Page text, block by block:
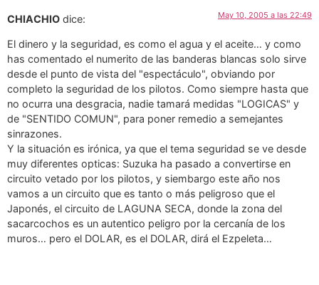
CHIACHIO dice: May 10, 2005 a las 22:49
El dinero y la seguridad, es como el agua y el aceite… y como
has comentado el numerito de las banderas blancas solo sirve
desde el punto de vista del "espectáculo", obviando por
completo la seguridad de los pilotos. Como siempre hasta que
no ocurra una desgracia, nadie tamará medidas "LOGICAS" y
de "SENTIDO COMUN", para poner remedio a semejantes
sinrazones.
Y la situación es irónica, ya que el tema seguridad se ve desde
muy diferentes opticas: Suzuka ha pasado a convertirse en
circuito vetado por los pilotos, y siembargo este año nos
vamos a un circuito que es tanto o más peligroso que el
Japonés, el circuito de LAGUNA SECA, donde la zona del
sacarcochos es un autentico peligro por la cercanía de los
muros… pero el DOLAR, es el DOLAR, dirá el Ezpeleta…